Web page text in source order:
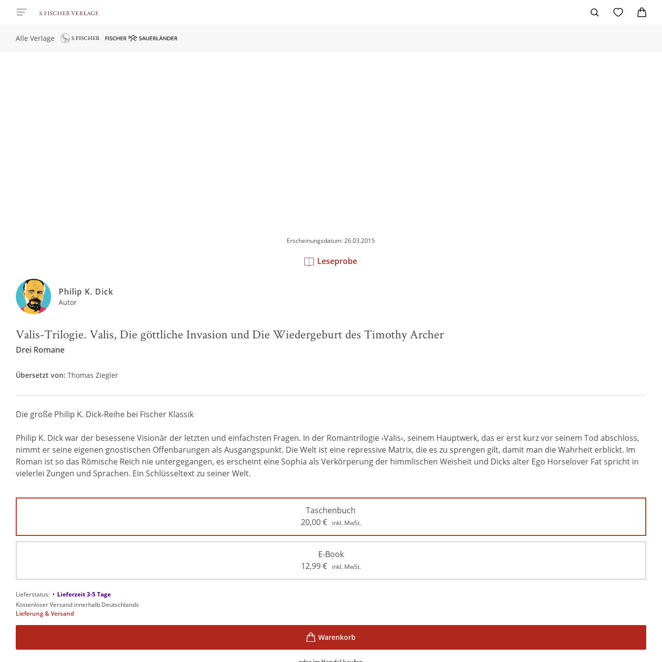
Alle Verlage
Erscheinungsdatum: 26.03.2015
Leseprobe
Philip K. Dick
Autor
Valis-Trilogie. Valis, Die göttliche Invasion und Die Wiedergeburt des Timothy Archer
Drei Romane
Übersetzt von: Thomas Ziegler
Die große Philip K. Dick-Reihe bei Fischer Klassik
Philip K. Dick war der besessene Visionär der letzten und einfachsten Fragen. In der Romantrilogie ›Valis‹, seinem Hauptwerk, das er erst kurz vor seinem Tod abschloss,
nimmt er seine eigenen gnostischen Offenbarungen als Ausgangspunkt. Die Welt ist eine repressive Matrix, die es zu sprengen gilt, damit man die Wahrheit erblickt. Im
Roman ist so das Römische Reich nie untergegangen, es erscheint eine Sophia als Verkörperung der himmlischen Weisheit und Dicks alter Ego Horselover Fat spricht in
vielerlei Zungen und Sprachen. Ein Schlüsseltext zu seiner Welt.
Taschenbuch
20,00€ inkl. MwSt.
E-Book
12,99€ inkl. MwSt.
Lieferstatus: • Lieferzeit 3-5 Tage
Kostenloser Versand innerhalb Deutschlands
Lieferung & Versand